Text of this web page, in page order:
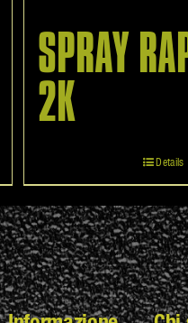
SPRAY
2K
Details